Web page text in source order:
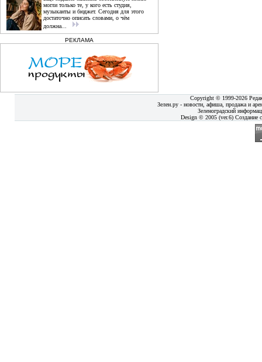
могли только те, у кого есть студия,
музыканты и бюджет. Сегодня для этого
достаточно описать словами, о чём
должна...
РЕКЛАМА
Copyright © 1999-2026
Зелен.ру - новости, афиша, продажа и
Зеленоградский
Design © 2005 (ver.6) Создание